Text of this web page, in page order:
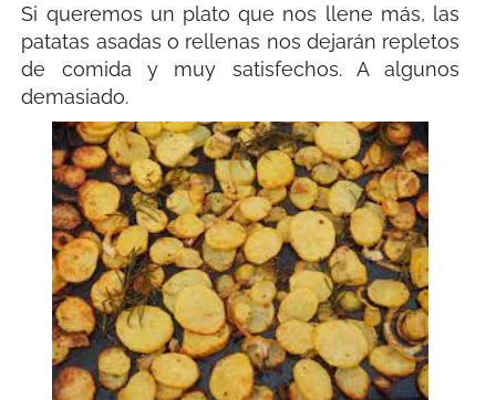
Si queremos un plato que nos llene más, las
patatas asadas o rellenas nos dejarán repletos
de comida y muy satisfechos. A algunos
demasiado.